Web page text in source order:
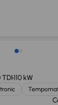
TDI110 kW